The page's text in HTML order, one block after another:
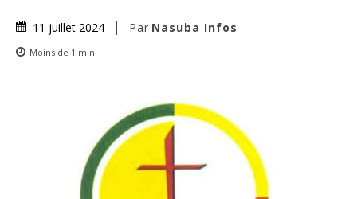
11 juillet 2024 Par Nasuba Infos
Moins de 1 min.